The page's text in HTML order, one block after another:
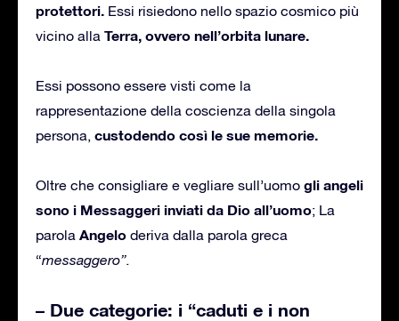
protettori. Essi risiedono nello spazio cosmico più
vicino alla Terra, ovvero nell’orbita lunare.
Essi possono essere visti come la
rappresentazione della coscienza della singola
persona, custodendo così le sue memorie.
Oltre che consigliare e vegliare sull’uomo gli angeli
sono i Messaggeri inviati da Dio all’uomo; La
parola Angelo deriva dalla parola greca
“messaggero”.
– Due categorie: i “caduti e i non